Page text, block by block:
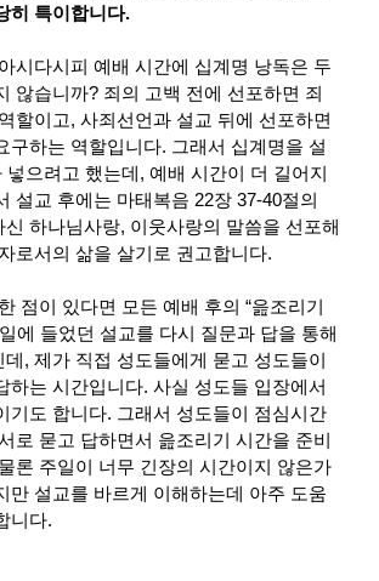
히 특이합니다.
아시다시피 예배 시간에 십계명 낭독은 두
않습니까? 죄의 고백 전에 선포하면 죄
할이고, 사죄선언과 설교 뒤에 선포하면
구하는 역할입니다. 그래서 십계명을 설
넣으려고 했는데, 예배 시간이 더 길어지
설교 후에는 마태복음 22장 37-40절의
하나님사랑, 이웃사랑의 말씀을 선포해
로서의 삶을 살기로 권고합니다.
점이 있다면 모든 예배 후의 “읊조리기
에 들었던 설교를 다시 질문과 답을 통해
, 제가 직접 성도들에게 묻고 성도들이
하는 시간입니다. 사실 성도들 입장에서
기도 합니다. 그래서 성도들이 점심시간
로 묻고 답하면서 읊조리기 시간을 준비
론 주일이 너무 긴장의 시간이지 않은가
만 설교를 바르게 이해하는데 아주 도움
니다.